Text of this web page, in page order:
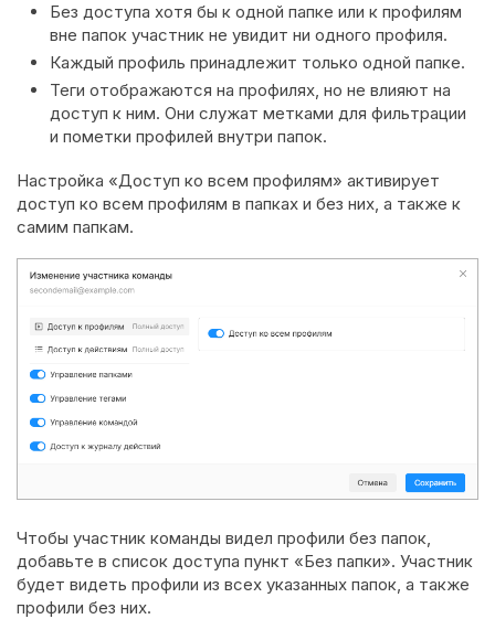
Без доступа хотя бы к одной папке или к профилям
вне папок участник не увидит ни одного профиля.
Каждый профиль принадлежит только одной папке.
Теги отображаются на профилях, но не влияют на
доступ к ним. Они служат метками для фильтрации
и пометки профилей внутри папок.
Настройка «Доступ ко всем профилям» активирует
доступ ко всем профилям в папках и без них, а также к
самим папкам.
Чтобы участник команды видел профили без папок,
добавьте в список доступа пункт «Без папки». Участник
будет видеть профили из всех указанных папок, а также
профили без них.